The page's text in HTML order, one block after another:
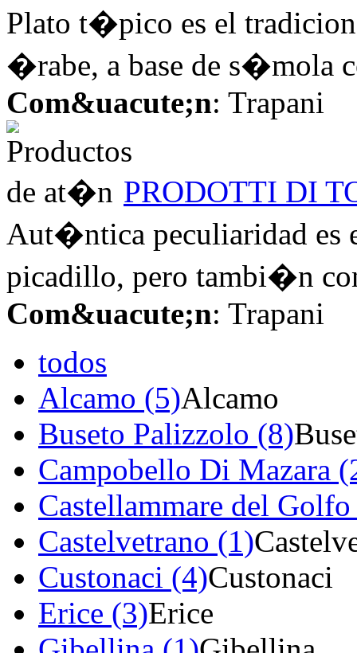
Plato t�pico es el
�rabe, a base de s�mola
Com&uacute;n: Trapani
PRODOTTI DI
Aut�ntica peculiaridad es
picadillo, pero tambi�n
Com&uacute;n: Trapani
todos
Alcamo (5)Alcamo
Buseto Palizzolo (8)
Campobello Di Mazara
Castellammare del
Castelvetrano (1)
Custonaci (4)Custonaci
Erice (3)Erice